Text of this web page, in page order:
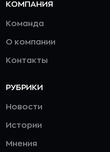
КОМПАНИЯ
Команда
О компании
Контакты
РУБРИКИ
Новости
Истории
Мнения